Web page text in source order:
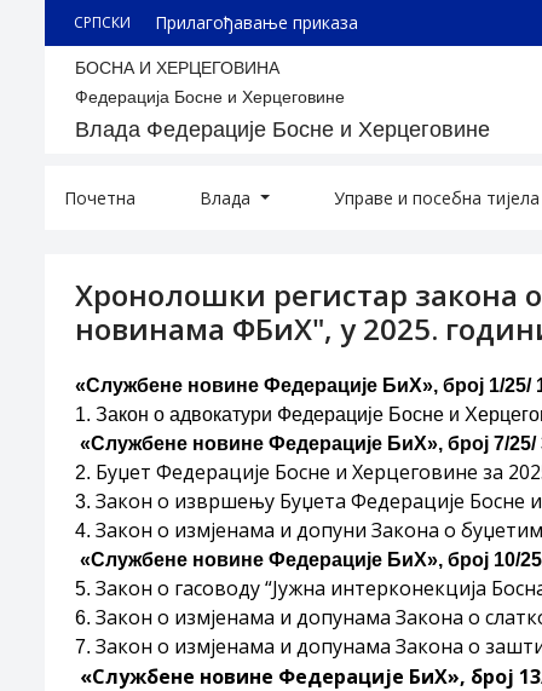
СРПСКИ Прилагођавање приказа
БОСНА И ХЕРЦЕГОВИНА
Федерација Босне и Херцеговине
Влада Федерације Босне и Херцеговине
Почетна Влада Управе и посебна тијела
Хронолошки регистар закона
новинама ФБиХ", у 2025.
«Службене новине Федерације БиХ», број 1/25/
1. Закон о адвокатури Федерације Босне и
«Службене новине Федерације БиХ», број 7/25/
2. Буџет Федерације Босне и Херцеговине за
3. Закон о извршењу Буџета Федерације Босне
4. Закон о измјенама и допуни Закона о
«Службене новине Федерације БиХ», број 10/
5. Закон о гасоводу “Јужна интерконекција
6. Закон о измјенама и допунама Закона о
7. Закон о измјенама и допунама Закона о
«Службене новине Федерације БиХ», број